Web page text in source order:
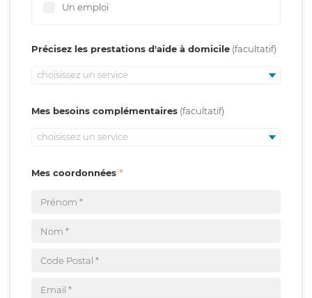
Un emploi
Précisez les prestations d'aide à domicile
choisissez un service
Mes besoins complémentaires
choisissez un service
Mes coordonnées